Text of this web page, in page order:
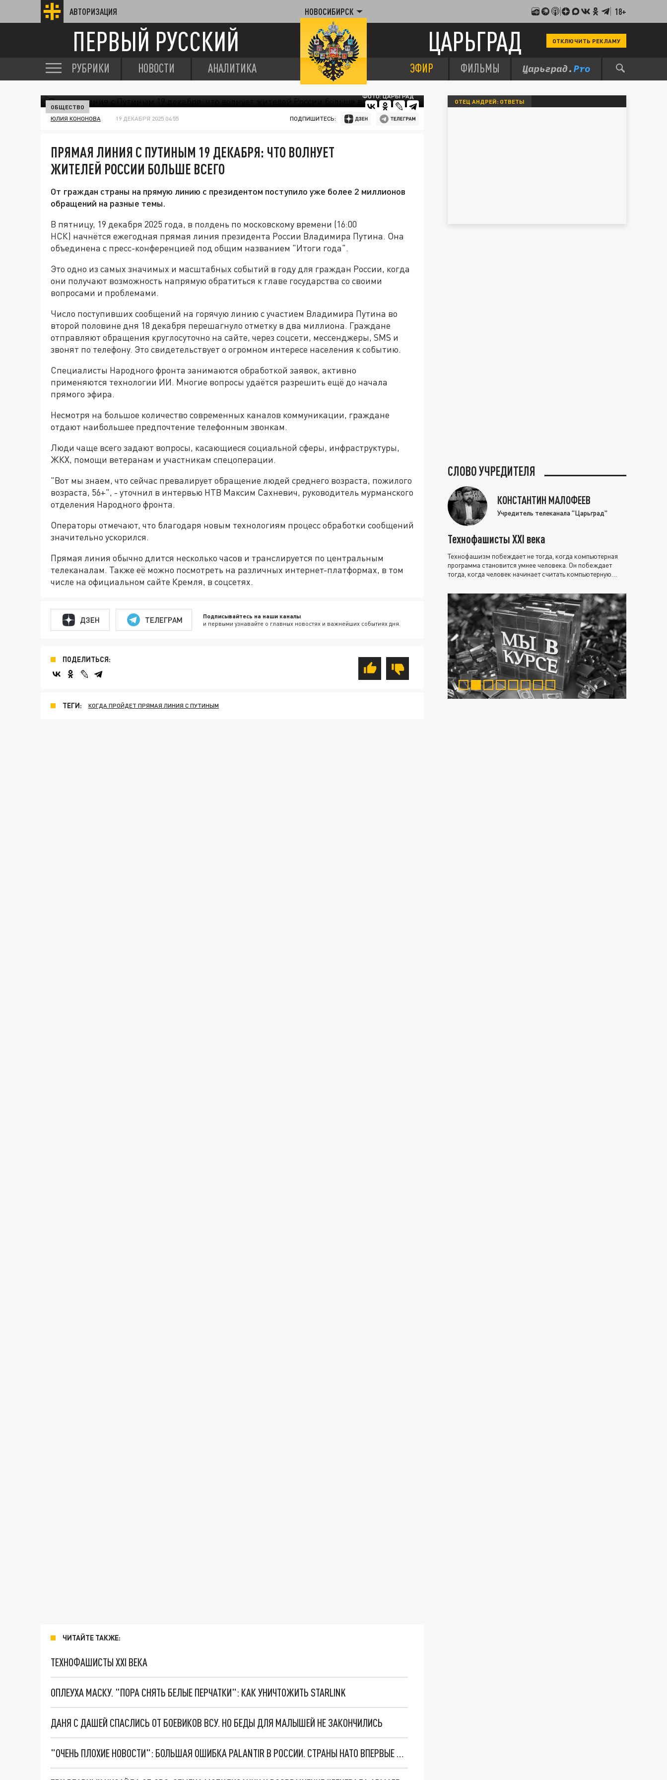
АВТОРИЗАЦИЯ НОВОСИБИРСК 18+
ПЕРВЫЙ РУССКИЙ ЦАРЬГРАД ОТКЛЮЧИТЬ РЕКЛАМУ
РУБРИКИ НОВОСТИ АНАЛИТИКА ЭФИР ФИЛЬМЫ
ФОТО: ЦАРЬГРАД
ОБЩЕСТВО
ЮЛИЯ КОНОНОВА 19 ДЕКАБРЯ 2025 04:55 ПОДПИШИТЕСЬ:
ПРЯМАЯ ЛИНИЯ С ПУТИНЫМ 19 ДЕКАБРЯ: ЧТО ВОЛНУЕТ
ЖИТЕЛЕЙ РОССИИ БОЛЬШЕ ВСЕГО
От граждан страны на прямую линию с президентом поступило уже более 2 миллионов
обращений на разные темы.
В пятницу, 19 декабря 2025 года, в полдень по московскому времени (16:00
НСК) начнётся ежегодная прямая линия президента России Владимира Путина. Она
объединена с пресс-конференцией под общим названием "Итоги года".
Это одно из самых значимых и масштабных событий в году для граждан России, когда
они получают возможность напрямую обратиться к главе государства со своими
вопросами и проблемами.​
Число поступивших сообщений на горячую линию с участием Владимира Путина во
второй половине дня 18 декабря перешагнуло отметку в два миллиона. Граждане
отправляют обращения круглосуточно на сайте, через соцсети, мессенджеры, SMS и
звонят по телефону. Это свидетельствует о огромном интересе населения к событию.
Специалисты Народного фронта занимаются обработкой заявок, активно
применяются технологии ИИ. Многие вопросы удаётся разрешить ещё до начала
прямого эфира.
Несмотря на большое количество современных каналов коммуникации, граждане
отдают наибольшее предпочтение телефонным звонкам.
Люди чаще всего задают вопросы, касающиеся социальной сферы, инфраструктуры,
ЖКХ, помощи ветеранам и участникам спецоперации.
"Вот мы знаем, что сейчас превалирует обращение людей среднего возраста, пожилого
возраста, 56+", - уточнил в интервью НТВ Максим Сахневич, руководитель мурманского
отделения Народного фронта.
Операторы отмечают, что благодаря новым технологиям процесс обработки сообщений
значительно ускорился.
Прямая линия обычно длится несколько часов и транслируется по центральным
телеканалам. Также её можно посмотреть на различных интернет-платформах, в том
числе на официальном сайте Кремля, в соцсетях.
ДЗЕН ТЕЛЕГРАМ Подписывайтесь на наши каналы
и первыми узнавайте о главных новостях и важнейших событиях дня.
ПОДЕЛИТЬСЯ:
ТЕГИ: КОГДА ПРОЙДЕТ ПРЯМАЯ ЛИНИЯ С ПУТИНЫМ
ЧИТАЙТЕ ТАКЖЕ:
ТЕХНОФАШИСТЫ XXI ВЕКА
ОПЛЕУХА МАСКУ. "ПОРА СНЯТЬ БЕЛЫЕ ПЕРЧАТКИ": КАК УНИЧТОЖИТЬ STARLINK
ДАНЯ С ДАШЕЙ СПАСЛИСЬ ОТ БОЕВИКОВ ВСУ. НО БЕДЫ ДЛЯ МАЛЫШЕЙ НЕ ЗАКОНЧИЛИСЬ
"ОЧЕНЬ ПЛОХИЕ НОВОСТИ": БОЛЬШАЯ ОШИБКА PALANTIR В РОССИИ. СТРАНЫ НАТО ВПЕРВЫЕ ЗА СВО ОСТАНОВИЛИ ПОСТАВКИ ОРУЖИЯ. ВСУ ТЕРЯЮТ ПРИГРАНИЧЬЕ?
ОТЕЦ АНДРЕЙ: ОТВЕТЫ
СЛОВО УЧРЕДИТЕЛЯ
КОНСТАНТИН МАЛОФЕЕВ
Учредитель телеканала "Царьград"
Технофашисты XXI века
Технофашизм побеждает не тогда, когда компьютерная
программа становится умнее человека. Он побеждает
тогда, когда человек начинает считать компьютерную